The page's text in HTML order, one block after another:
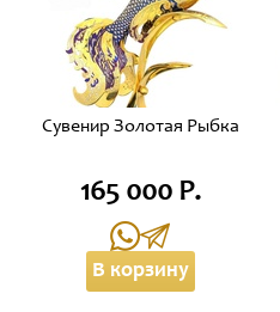
Сувенир Золотая Рыбка
165 000 Р.
В корзину